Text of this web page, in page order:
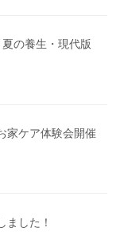
の養生・現代版
家ケア体験会開催
ました！